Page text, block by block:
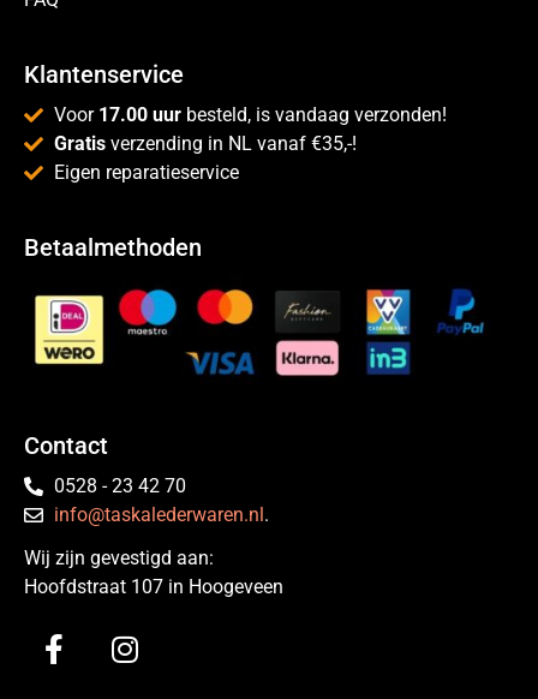
Klantenservice
Voor 17.00 uur besteld, is vandaag verzonden!
Gratis verzending in NL vanaf €35,-!
Eigen reparatieservice
Betaalmethoden
Contact
0528 - 23 42 70
info@taskalederwaren.nl .
Wij zijn gevestigd aan:
Hoofdstraat 107 in Hoogeveen